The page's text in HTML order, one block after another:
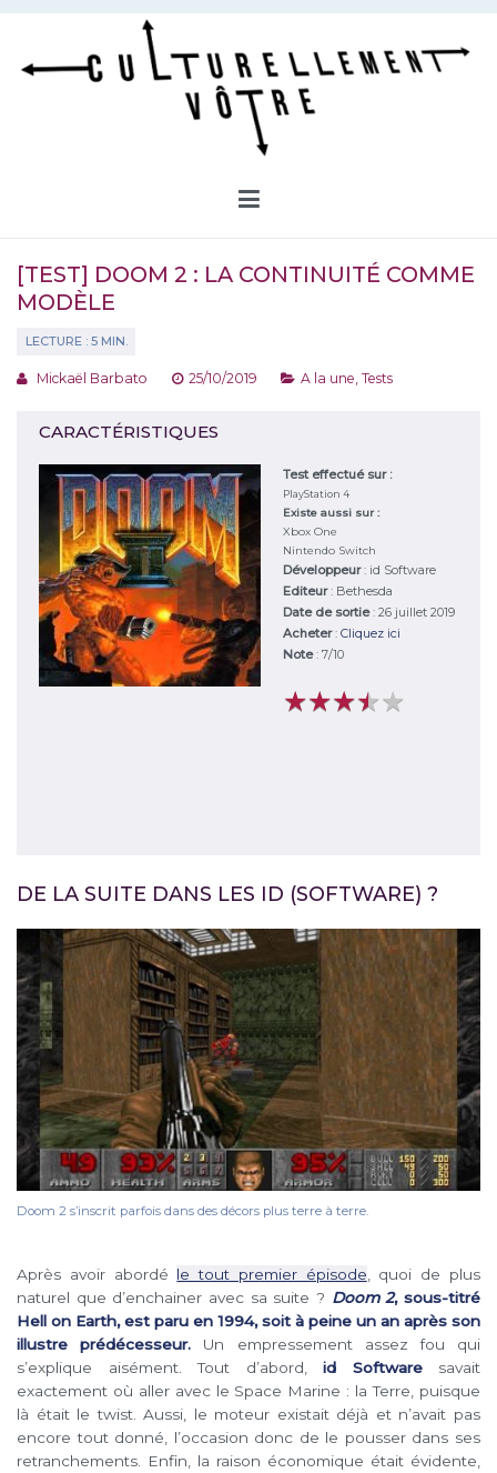
Aller
contenu
[TEST] DOOM 2 : LA CONTINUITÉ COMME
MODÈLE
Mickaël Barbato 25/10/2019 A la une ,Tests
CARACTÉRISTIQUES
Test effectué sur :
PlayStation 4
Existe aussi sur :
Xbox One
Nintendo Switch
Développeur: id Software
Editeur: Bethesda
Date de sortie: 26 juillet 2019
Acheter: Cliquez ici
Note: 7/10
★★★★★
★★★★★
DE LA SUITE DANS LES ID (SOFTWARE) ?
Doom 2 s’inscrit parfois dans des décors plus terre à terre.
Après avoir abordé le tout premier épisode , quoi de plus
naturel que d’enchainer avec sa suite ? Doom 2, sous-titré
Hell on Earth, est paru en 1994, soit à peine un an après son
illustre prédécesseur. Un empressement assez fou qui
s’explique aisément. Tout d’abord, id Softwaresavait
exactement où aller avec le Space Marine : la Terre, puisque
là était le twist. Aussi, le moteur existait déjà et n’avait pas
encore tout donné, l’occasion donc de le pousser dans ses
retranchements. Enfin, la raison économique était évidente,